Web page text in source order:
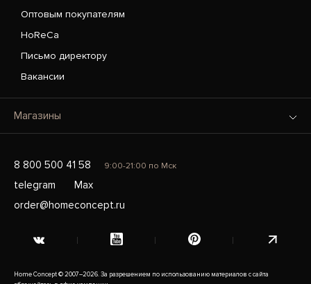
Оптовым покупателям
HoReCa
Письмо директору
Вакансии
Магазины
8 800 500 41 58 9:00-21:00 по Мск
telegram
Max
order@homeconcept.ru
Home Concept © 2007–2026. За разрешением по использованию материалов с сайта